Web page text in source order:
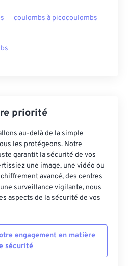
coulombs à picocoulombs
priorité
au-delà de la simple
les protégeons. Notre
garantit la sécurité de vos
une image, une vidéo ou
avancé, des centres
surveillance vigilante, nous
aspects de la sécurité de vos
engagement en matière
sécurité